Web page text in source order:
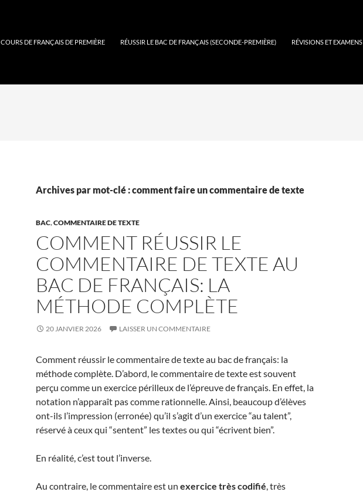
COURS DE FRANÇAIS DE PREMIÈRE RÉUSSIR LE BAC DE FRANÇAIS (SECONDE-PREMIÈRE) RÉVISIONS ET EXAMENS
Archives par mot-clé : comment faire un commentaire de texte
BAC,COMMENTAIRE DE TEXTE
COMMENT RÉUSSIR LE
COMMENTAIRE DE TEXTE AU
BAC DE FRANÇAIS: LA
MÉTHODE COMPLÈTE
20 JANVIER 2026 LAISSER UN COMMENTAIRE
Comment réussir le commentaire de texte au bac de français: la
méthode complète. D’abord, le commentaire de texte est souvent
perçu comme un exercice périlleux de l’épreuve de français. En effet, la
notation n’apparaît pas comme rationnelle. Ainsi, beaucoup d’élèves
ont-ils l’impression (erronée) qu’il s’agit d’un exercice “au talent”,
réservé à ceux qui “sentent” les textes ou qui “écrivent bien”.
En réalité, c’est tout l’inverse.
Au contraire, le commentaire est un exercice très codifié, très